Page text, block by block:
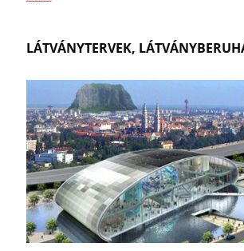
LÁTVÁNYTERVEK,